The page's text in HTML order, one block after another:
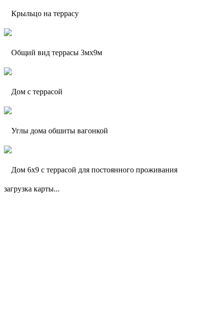
Крыльцо на террасу
Общий вид террасы 3мх9м
Дом с террасой
Углы дома обшиты вагонкой
Дом 6х9 с террасой для постоянного проживания
загрузка карты...